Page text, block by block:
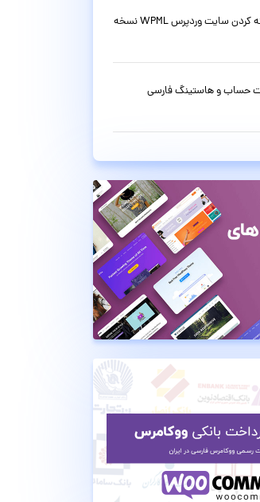
افزونه قدرتمند چند زبانه کردن سایت وردپرس WPML نسخه
حساب و هاستینگ فارسی